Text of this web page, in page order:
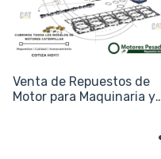
Venta de Repuestos de
Motor para Maquinaria y